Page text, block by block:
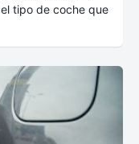
tipo de coche que